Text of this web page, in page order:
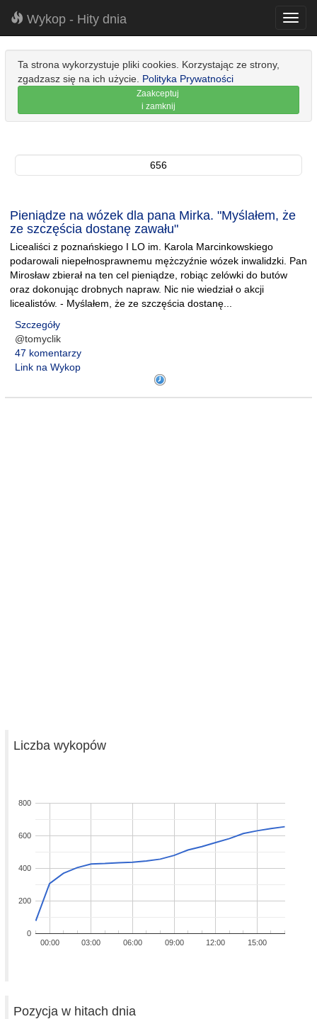
Wykop - Hity dnia
Ta strona wykorzystuje pliki cookies. Korzystając ze strony,
zgadzasz się na ich użycie. Polityka Prywatności
Zaakceptuj
i zamknij
656
Pieniądze na wózek dla pana Mirka. "Myślałem, że
ze szczęścia dostanę zawału"
Licealiści z poznańskiego I LO im. Karola Marcinkowskiego
podarowali niepełnosprawnemu mężczyźnie wózek inwalidzki. Pan
Mirosław zbierał na ten cel pieniądze, robiąc zelówki do butów
oraz dokonując drobnych napraw. Nic nie wiedział o akcji
licealistów. - Myślałem, że ze szczęścia dostanę...
Szczegóły
@tomyclik
47 komentarzy
Link na Wykop
Liczba wykopów
00:00 03:00 06:00 09:00 12:00 15:00
0
200
400
600
800
Pozycja w hitach dnia